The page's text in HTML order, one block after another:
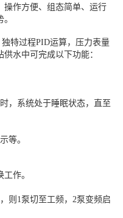
操作方便、组态简单、运行
过程PID运算，压力表量
水中可完成以下功能：
，系统处于睡眠状态，直至
等。
作。
则1泵切至工频，2泵变频启